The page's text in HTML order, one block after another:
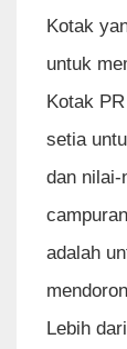
Kotak
untuk
Kotak
setia
dan nilai-
adalah
Lebih